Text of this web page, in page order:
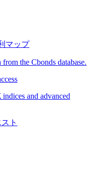
マップ
from the Cbonds database.
indices and advanced
ト